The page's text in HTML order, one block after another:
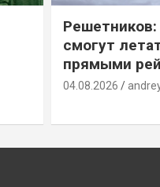
смогут
прямыми
04.08.2026